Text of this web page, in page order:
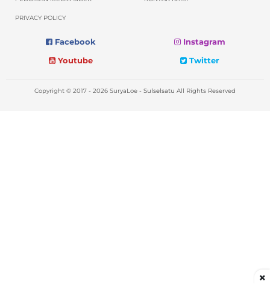
PRIVACY POLICY
Facebook
Instagram
Youtube
Twitter
Copyright © 2017 - 2026 SuryaLoe - Sulselsatu All Rights Reserved
×